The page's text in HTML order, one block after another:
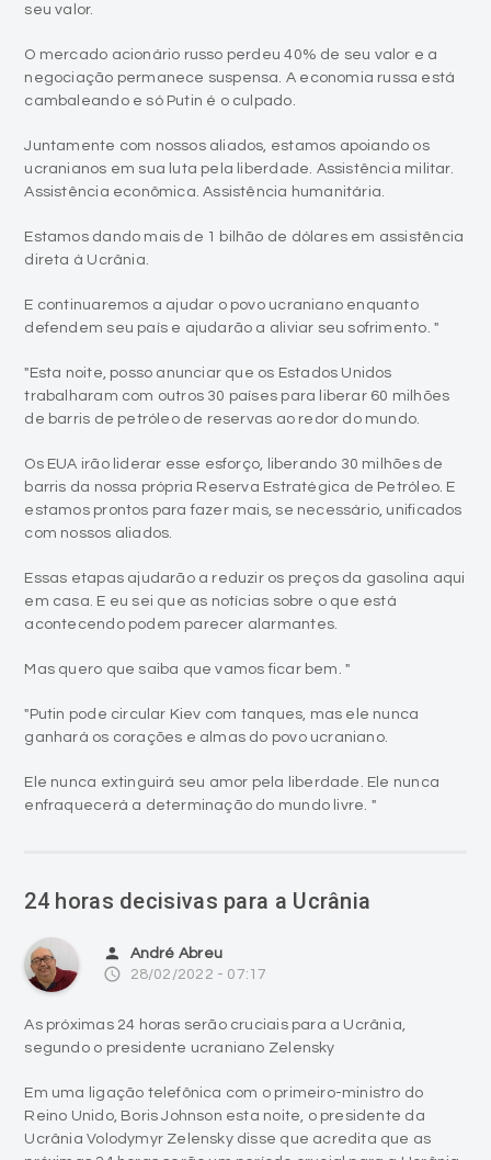
seu valor.
O mercado acionário russo perdeu 40% de seu valor e a
negociação permanece suspensa. A economia russa está
cambaleando e só Putin é o culpado.
Juntamente com nossos aliados, estamos apoiando os
ucranianos em sua luta pela liberdade. Assistência militar.
Assistência econômica. Assistência humanitária.
Estamos dando mais de 1 bilhão de dólares em assistência
direta à Ucrânia.
E continuaremos a ajudar o povo ucraniano enquanto
defendem seu país e ajudarão a aliviar seu sofrimento. "
"Esta noite, posso anunciar que os Estados Unidos
trabalharam com outros 30 países para liberar 60 milhões
de barris de petróleo de reservas ao redor do mundo.
Os EUA irão liderar esse esforço, liberando 30 milhões de
barris da nossa própria Reserva Estratégica de Petróleo. E
estamos prontos para fazer mais, se necessário, unificados
com nossos aliados.
Essas etapas ajudarão a reduzir os preços da gasolina aqui
em casa. E eu sei que as notícias sobre o que está
acontecendo podem parecer alarmantes.
Mas quero que saiba que vamos ficar bem. "
"Putin pode circular Kiev com tanques, mas ele nunca
ganhará os corações e almas do povo ucraniano.
Ele nunca extinguirá seu amor pela liberdade. Ele nunca
enfraquecerá a determinação do mundo livre. "
24 horas decisivas para a Ucrânia
person André Abreu
access_time 28/02/2022 - 07:17
As próximas 24 horas serão cruciais para a Ucrânia,
segundo o presidente ucraniano Zelensky
Em uma ligação telefônica com o primeiro-ministro do
Reino Unido, Boris Johnson esta noite, o presidente da
Ucrânia Volodymyr Zelensky disse que acredita que as